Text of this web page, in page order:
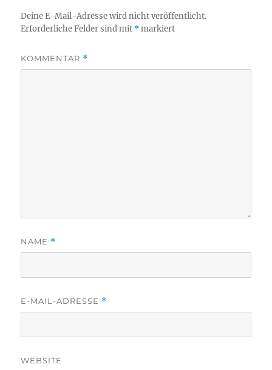
Deine E-Mail-Adresse wird nicht veröffentlicht.
Erforderliche Felder sind mit *markiert
KOMMENTAR *
NAME *
E-MAIL-ADRESSE *
WEBSITE